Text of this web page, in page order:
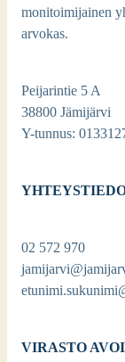
monitoimijainen
arvokas.
Peijarintie 5 A
38800 Jämijärvi
Y-tunnus:
02 572 970
VIRASTO